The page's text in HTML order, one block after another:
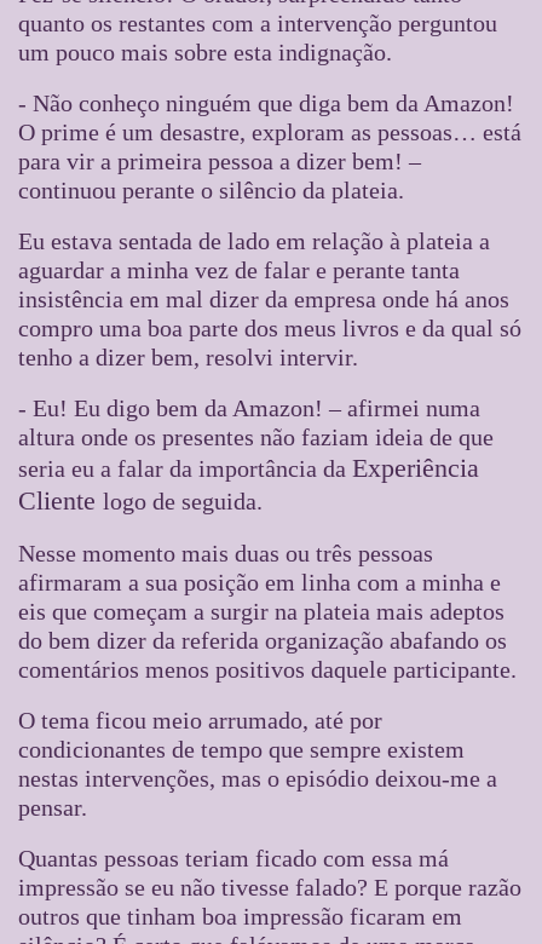
quanto os restantes com a intervenção perguntou
um pouco mais sobre esta indignação.
- Não conheço ninguém que diga bem da Amazon!
O prime é um desastre, exploram as pessoas… está
para vir a primeira pessoa a dizer bem! –
continuou perante o silêncio da plateia.
Eu estava sentada de lado em relação à plateia a
aguardar a minha vez de falar e perante tanta
insistência em mal dizer da empresa onde há anos
compro uma boa parte dos meus livros e da qual só
tenho a dizer bem, resolvi intervir.
- Eu! Eu digo bem da Amazon! – afirmei numa
altura onde os presentes não faziam ideia de que
seria eu a falar da importância da Experiência
Cliente logo de seguida.
Nesse momento mais duas ou três pessoas
afirmaram a sua posição em linha com a minha e
eis que começam a surgir na plateia mais adeptos
do bem dizer da referida organização abafando os
comentários menos positivos daquele participante.
O tema ficou meio arrumado, até por
condicionantes de tempo que sempre existem
nestas intervenções, mas o episódio deixou-me a
pensar.
Quantas pessoas teriam ficado com essa má
impressão se eu não tivesse falado? E porque razão
outros que tinham boa impressão ficaram em